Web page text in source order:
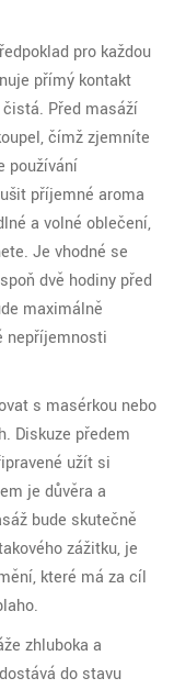
pro každou
přímý kontakt
čistá. Před masáží
čímž zjemníte
používání
příjemné aroma
a volné oblečení,
Je vhodné se
dvě hodiny před
maximálně
nepříjemnosti
s masérkou nebo
Diskuze předem
užít si
je důvěra a
bude skutečně
zážitku, je
které má za cíl
zhluboka a
do stavu